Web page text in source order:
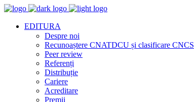
EDITURA
Despre noi
Recunoaștere CNATDCU și clasificare CNCS
Peer review
Referenți
Distribuție
Cariere
Acreditare
Premii